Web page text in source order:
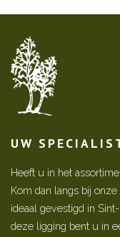
UW
Heeft u in het
Kom dan langs bij
ideaal gevestigd in
deze ligging bent u in